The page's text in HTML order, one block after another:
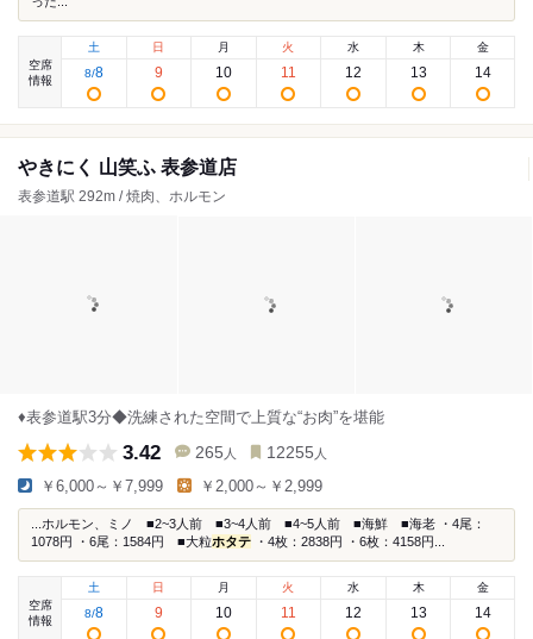
空席
情報
土
8/8
日
9
月
10
火
11
水
12
木
13
金
14
やきにく 山笑ふ 表参道店
表参道駅 292m / 焼肉、ホルモン
♦表参道駅3分◆洗練された空間で上質な“お肉”を堪能
3.42 265 人 12255 人
￥6,000～￥7,999 ￥2,000～￥2,999
...ホルモン、ミノ ■2~3人前 ■3~4人前 ■4~5人前 ■海鮮 ■海老 ・4尾：
1078円 ・6尾：1584円 ■大粒ホタテ ・4枚：2838円 ・6枚：4158円...
空席
情報
土
8/8
日
9
月
10
火
11
水
12
木
13
金
14